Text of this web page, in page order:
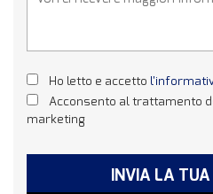
Ho letto e accetto
Acconsento al trattamento
marketing
INVIA LA TUA